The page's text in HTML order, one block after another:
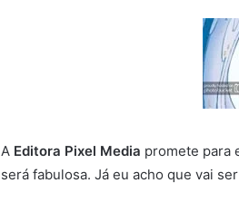
A Editora Pixel Media promete para
será fabulosa. Já eu acho que vai